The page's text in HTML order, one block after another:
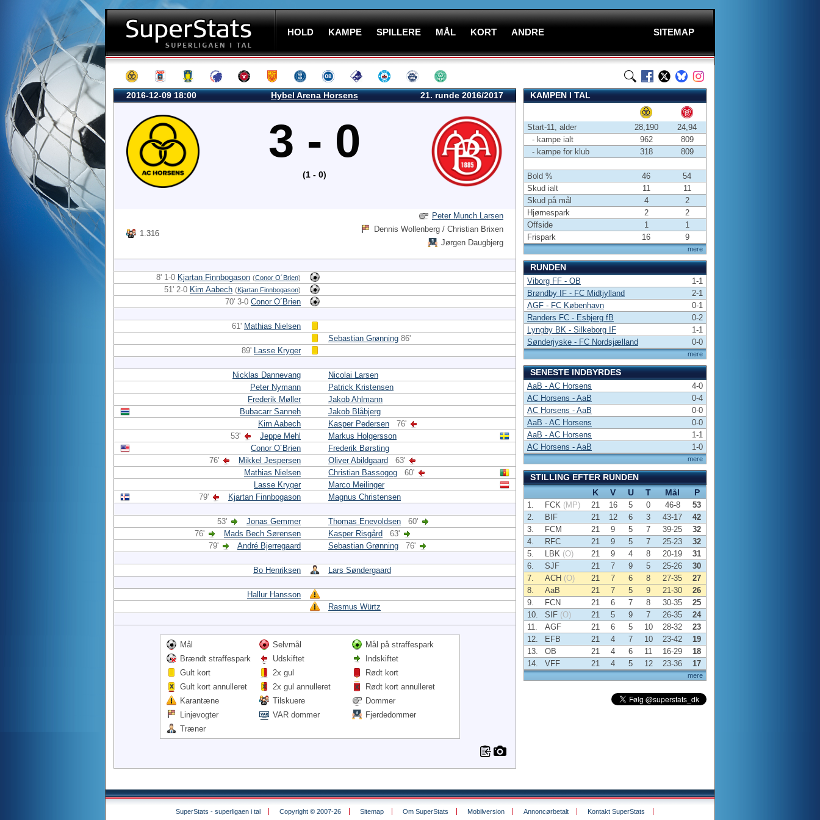
HOLD KAMPE SPILLERE MÅL KORT ANDRE SITEMAP
2016-12-09 18:00 Hybel Arena Horsens 21. runde 2016/2017
3 - 0
(1 - 0)
1.316
Peter Munch Larsen
Dennis Wollenberg / Christian Brixen
Jørgen Daugbjerg
8' 1-0 Kjartan Finnbogason (Conor O´Brien)
51' 2-0 Kim Aabech (Kjartan Finnbogason)
70' 3-0 Conor O´Brien
61' Mathias Nielsen
Sebastian Grønning 86'
89' Lasse Kryger
Nicklas Dannevang
Nicolai Larsen
Peter Nymann
Patrick Kristensen
Frederik Møller
Jakob Ahlmann
Bubacarr Sanneh
Jakob Blåbjerg
Kim Aabech
Kasper Pedersen
76'
53'
Jeppe Mehl
Markus Holgersson
Conor O´Brien
Frederik Børsting
76'
Mikkel Jespersen Oliver Abildgaard
63'
Mathias Nielsen
Christian Bassogog
60'
Lasse Kryger
Marco Meilinger
79'
Kjartan Finnbogason Magnus Christensen
53' Jonas Gemmer Thomas Enevoldsen
60'
76'
Mads Bech Sørensen Kasper Risgård
63'
79'
André Bjerregaard Sebastian Grønning 76'
Bo Henriksen Lars Søndergaard
Hallur Hansson
Rasmus Würtz
Mål Selvmål
Mål på straffespark
Brændt straffespark
Udskiftet
Indskiftet
Gult kort
2x gul
Rødt kort
Gult kort annulleret
2x gul annulleret
Rødt kort annulleret
Karantæne
Tilskuere
Dommer
Linjevogter
VAR dommer
Fjerdedommer
Træner
KAMPEN I TAL
mere
Start-11, alder 28,190
24,94
- kampe ialt
962
809
- kampe for klub
318 809
Bold % 46
54
Skud ialt
11
11
Skud på mål
4
2
Hjørnespark
2
2
Offside
1
1
Frispark
16 9
RUNDEN
mere
Viborg FF - OB
1-1
Brøndby IF - FC Midtjylland
2-1
AGF - FC København
0-1
Randers FC - Esbjerg fB
0-2
Lyngby BK - Silkeborg IF
1-1
Sønderjyske - FC Nordsjælland
0-0
SENESTE INDBYRDES
mere
AaB - AC Horsens
4-0
AC Horsens - AaB
0-4
AC Horsens - AaB
0-0
AaB - AC Horsens
0-0
AaB - AC Horsens
1-1
AC Horsens - AaB
1-0
STILLING EFTER RUNDEN
K
V U T Mål P
mere
1. FCK (MP) 21 16 5 0 46-8
53
2.
BIF 21 12 6 3 43-17
42
3.
FCM 21 9 5 7 39-25
32
4.
RFC 21 9 5 7 25-23
32
5.
LBK (O) 21 9 4 8 20-19
31
6.
SJF 21 7 9 5 25-26
30
7.
ACH (O) 21 7 6 8 27-35
27
8.
AaB 21 7 5 9 21-30
26
9.
FCN 21 6 7 8 30-35
25
10.
SIF (O) 21 5 9 7 26-35
24
11.
AGF 21 6 5 10 28-32
23
12.
EFB 21 4 7 10 23-42
19
13.
OB 21 4 6 11 16-29
18
14.
VFF 21 4 5 12 23-36 17
SuperStats - superligaen i tal Copyright © 2007-26 Sitemap Om SuperStats Mobilversion Annoncørbetalt Kontakt SuperStats